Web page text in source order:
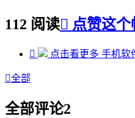
112 阅读 点赞这个
 点击看更多 手机软
全部
全部评论2